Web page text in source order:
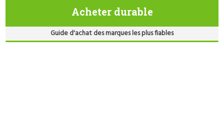
Acheter durable
Guide d'achat des marques les plus fiables